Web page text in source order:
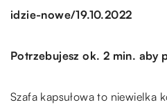
idzie-nowe/19.10.2022
Potrzebujesz ok. 2 min. aby
Szafa kapsułowa to niewielka